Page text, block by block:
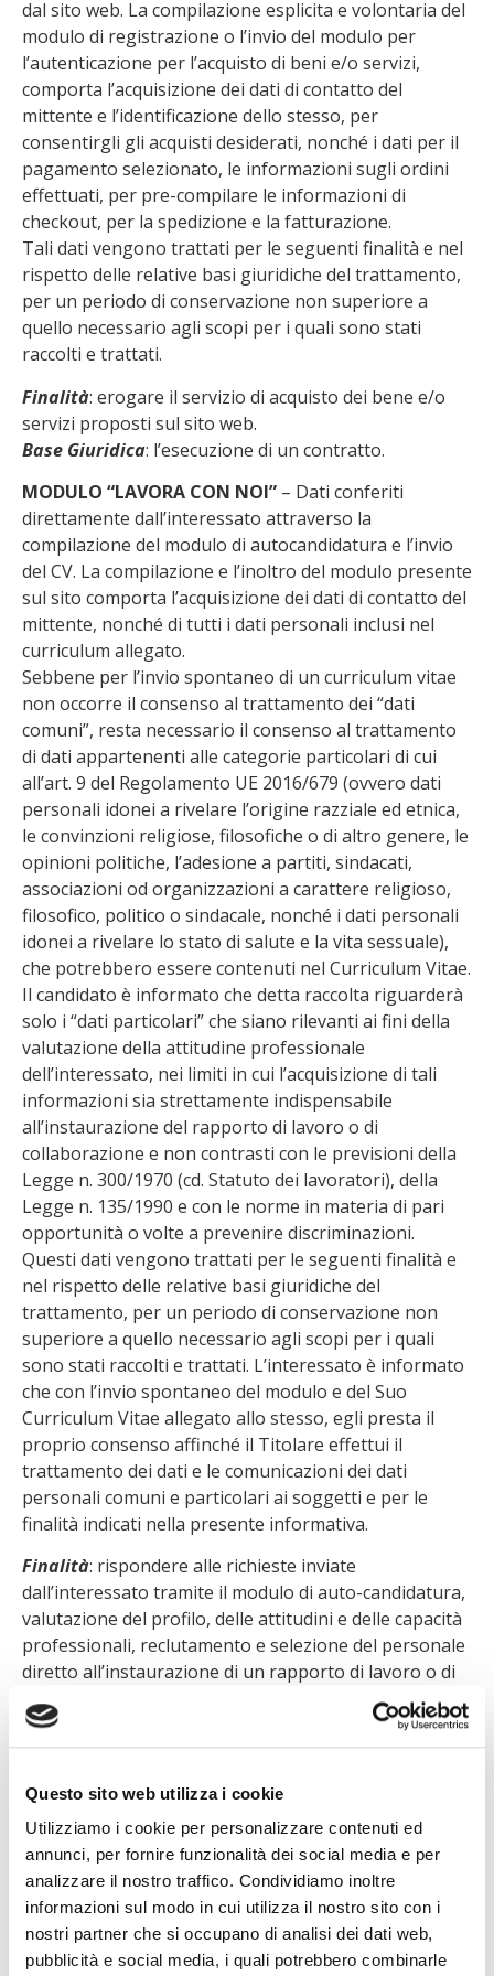
Questo sito web utilizza i cookie
Utilizziamo i cookie per personalizzare contenuti ed
annunci, per fornire funzionalità dei social media e per
analizzare il nostro traffico. Condividiamo inoltre
informazioni sul modo in cui utilizza il nostro sito con i
nostri partner che si occupano di analisi dei dati web,
pubblicità e social media, i quali potrebbero combinarle
dal sito web. La compilazione esplicita e volontaria del
modulo di registrazione o l’invio del modulo per
l’autenticazione per l’acquisto di beni e/o servizi,
comporta l’acquisizione dei dati di contatto del
mittente e l’identificazione dello stesso, per
consentirgli gli acquisti desiderati, nonché i dati per il
pagamento selezionato, le informazioni sugli ordini
effettuati, per pre-compilare le informazioni di
checkout, per la spedizione e la fatturazione.
Tali dati vengono trattati per le seguenti finalità e nel
rispetto delle relative basi giuridiche del trattamento,
per un periodo di conservazione non superiore a
quello necessario agli scopi per i quali sono stati
raccolti e trattati.
Finalità: erogare il servizio di acquisto dei bene e/o
servizi proposti sul sito web.
Base Giuridica: l’esecuzione di un contratto.
MODULO “LAVORA CON NOI” – Dati conferiti
direttamente dall’interessato attraverso la
compilazione del modulo di autocandidatura e l’invio
del CV. La compilazione e l’inoltro del modulo presente
sul sito comporta l’acquisizione dei dati di contatto del
mittente, nonché di tutti i dati personali inclusi nel
curriculum allegato.
Sebbene per l’invio spontaneo di un curriculum vitae
non occorre il consenso al trattamento dei “dati
comuni”, resta necessario il consenso al trattamento
di dati appartenenti alle categorie particolari di cui
all’art. 9 del Regolamento UE 2016/679 (ovvero dati
personali idonei a rivelare l’origine razziale ed etnica,
le convinzioni religiose, filosofiche o di altro genere, le
opinioni politiche, l’adesione a partiti, sindacati,
associazioni od organizzazioni a carattere religioso,
filosofico, politico o sindacale, nonché i dati personali
idonei a rivelare lo stato di salute e la vita sessuale),
che potrebbero essere contenuti nel Curriculum Vitae.
Il candidato è informato che detta raccolta riguarderà
solo i “dati particolari” che siano rilevanti ai fini della
valutazione della attitudine professionale
dell’interessato, nei limiti in cui l’acquisizione di tali
informazioni sia strettamente indispensabile
all’instaurazione del rapporto di lavoro o di
collaborazione e non contrasti con le previsioni della
Legge n. 300/1970 (cd. Statuto dei lavoratori), della
Legge n. 135/1990 e con le norme in materia di pari
opportunità o volte a prevenire discriminazioni.
Questi dati vengono trattati per le seguenti finalità e
nel rispetto delle relative basi giuridiche del
trattamento, per un periodo di conservazione non
superiore a quello necessario agli scopi per i quali
sono stati raccolti e trattati. L’interessato è informato
che con l’invio spontaneo del modulo e del Suo
Curriculum Vitae allegato allo stesso, egli presta il
proprio consenso affinché il Titolare effettui il
trattamento dei dati e le comunicazioni dei dati
personali comuni e particolari ai soggetti e per le
finalità indicati nella presente informativa.
Finalità: rispondere alle richieste inviate
dall’interessato tramite il modulo di auto-candidatura,
valutazione del profilo, delle attitudini e delle capacità
professionali, reclutamento e selezione del personale
diretto all’instaurazione di un rapporto di lavoro o di
collaborazione con il Titolare.
Base Giuridica
: legittimo interesse, il trattamento è
necessario per valutare e rispondere alla candidatura;
richiesta dell’interessato.
Dati di navigazione del sito web
Il presente sito, per il suo corretto funzionamento,
acquisisce durante la normale navigazione alcuni dati
personali, tra cui gli indirizzi IP o i nomi a dominio dei
computer utilizzati dagli utenti che si connettono al